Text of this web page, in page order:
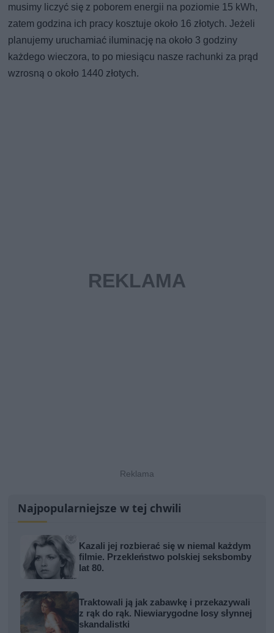
musimy liczyć się z poborem energii na poziomie 15 kWh,
zatem godzina ich pracy kosztuje około 16 złotych. Jeżeli
planujemy uruchamiać iluminację na około 3 godziny
każdego wieczora, to po miesiącu nasze rachunki za prąd
wzrosną o około 1440 złotych.
Najpopularniejsze w tej chwili
Kazali jej rozbierać się w niemal każdym
filmie. Przekleństwo polskiej seksbomby
lat 80.
Traktowali ją jak zabawkę i przekazywali
z rąk do rąk. Niewiarygodne losy słynnej
skandalistki